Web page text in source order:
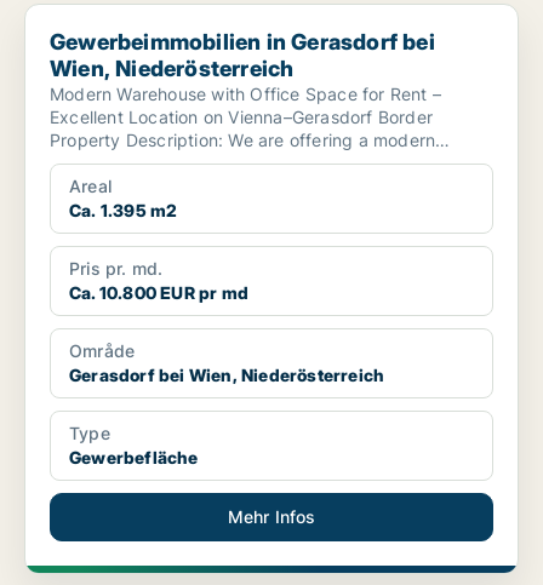
Gewerbeimmobilien in Gerasdorf bei Wien, Niederösterreich
Gewerbeimmobilien in Gerasdorf bei
Wien, Niederösterreich
Modern Warehouse with Office Space for Rent –
Excellent Location on Vienna–Gerasdorf Border
Property Description: We are offering a modern
warehouse with...
Areal
Ca. 1.395 m2
Pris pr. md.
Ca. 10.800 EUR pr md
Område
Gerasdorf bei Wien, Niederösterreich
Type
Gewerbefläche
Mehr Infos